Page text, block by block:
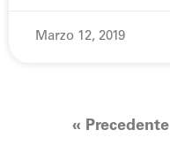
Marzo 12, 2019
« Precedente